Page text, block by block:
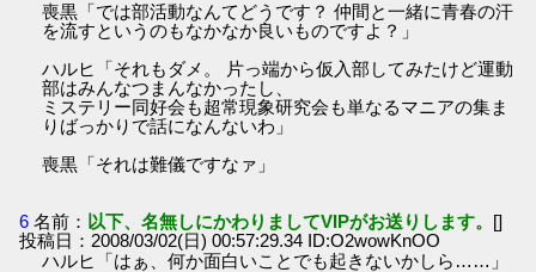
喪黒「では部活動なんてどうです？ 仲間と一緒に青春の汗
を流すというのもなかなか良いものですよ？」
ハルヒ「それもダメ。 片っ端から仮入部してみたけど運動
部はみんなつまんなかったし、
ミステリー同好会も超常現象研究会も単なるマニアの集ま
りばっかりで話になんないわ」
喪黒「それは難儀ですなァ」
6 名前： 以下、名無しにかわりましてVIPがお送りします。 []
投稿日：2008/03/02(日) 00:57:29.34 ID:O2wowKnOO
ハルヒ「はぁ、何か面白いことでも起きないかしら……」